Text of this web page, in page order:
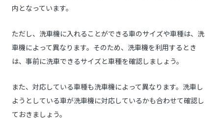
内となっています。
ただし、洗車機に入れることができる車のサイズや車種は、洗
車機によって異なります。そのため、洗車機を利用するとき
は、事前に洗車できるサイズと車種を確認しましょう。
また、対応している車種も洗車機によって異なります。洗車し
ようとしている車が洗車機に対応しているかも合わせて確認し
ておきましょう。